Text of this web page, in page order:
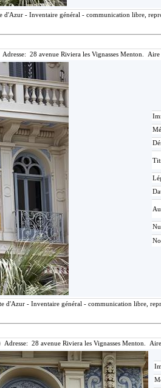
d'Azur - Inventaire général - communication libre,
28 avenue Riviera les Vignasses Menton.
d'Azur - Inventaire général - communication libre,
28 avenue Riviera les Vignasses Menton.